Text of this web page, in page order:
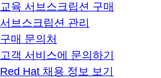
교육 서브스크립션 구매
서브스크립션 관리
구매 문의처
고객 서비스에 문의하기
Red Hat 채용 정보 보기